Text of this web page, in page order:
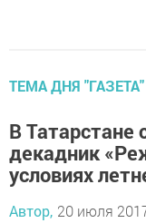
ТЕМА ДНЯ "ГАЗЕТА"
В Татарстане
декадник
условиях
Автор, 20 июля